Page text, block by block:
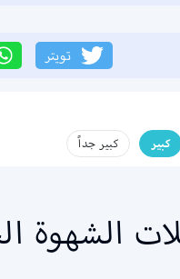
تويتر
كبير كبير جداً
الشهوة